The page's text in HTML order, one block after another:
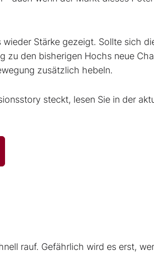
Stärke gezeigt. Sollte sich
zu den bisherigen Hochs neue
zusätzlich hebeln.
steckt, lesen Sie in der
rauf. Gefährlich wird es erst,